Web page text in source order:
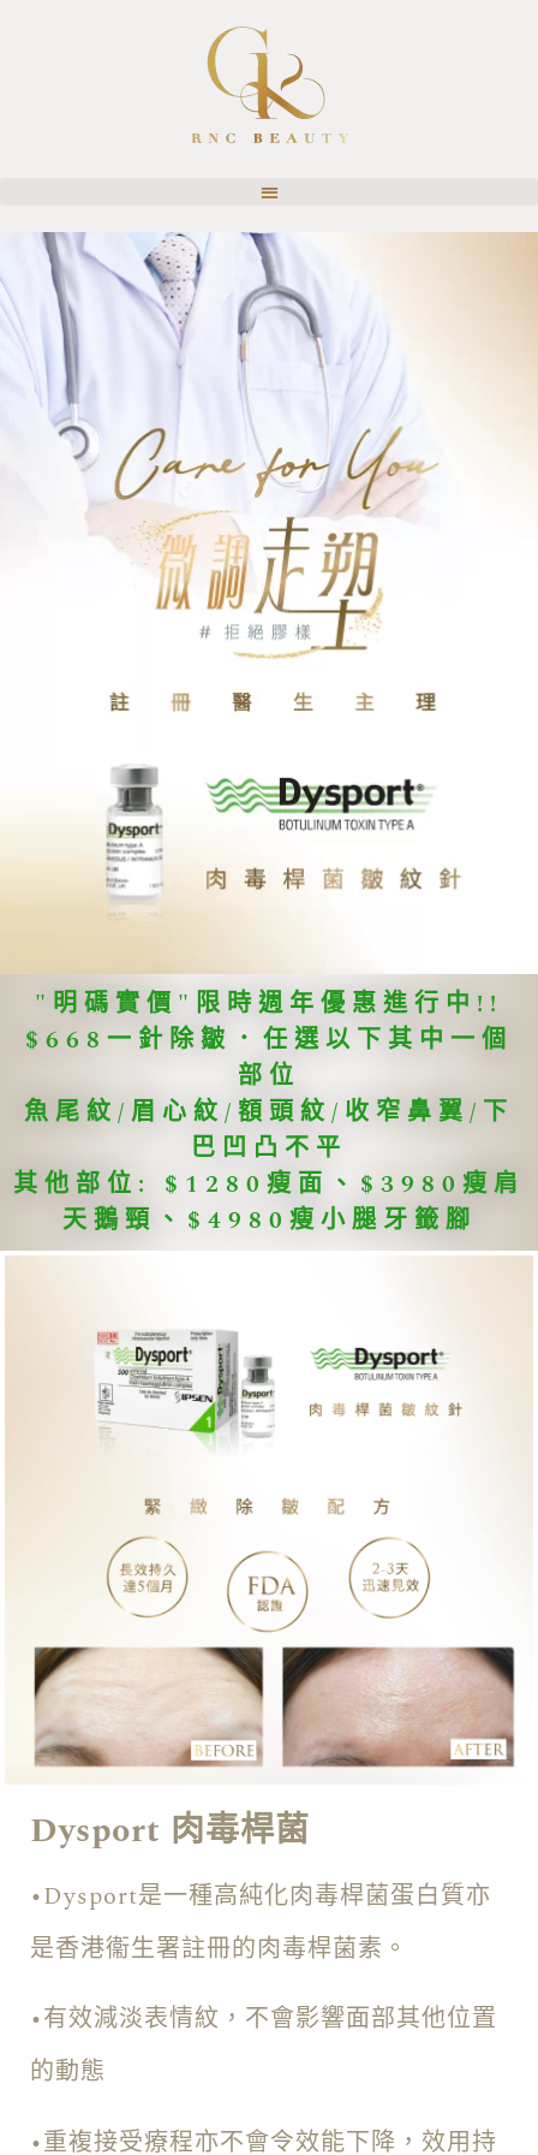
"明碼實價"限時週年優惠進行中!!
$668一針除皺．任選以下其中一個
部位
魚尾紋/眉心紋/額頭紋/收窄鼻翼/下
巴凹凸不平
其他部位: $1280瘦面、$3980瘦肩
天鵝頸、$4980瘦小腿牙籤腳
Dysport 肉毒桿菌
•Dysport是一種高純化肉毒桿菌蛋白質亦
是香港衞生署註冊的肉毒桿菌素。
•有效減淡表情紋，不會影響面部其他位置
的動態
•重複接受療程亦不會令效能下降，效用持